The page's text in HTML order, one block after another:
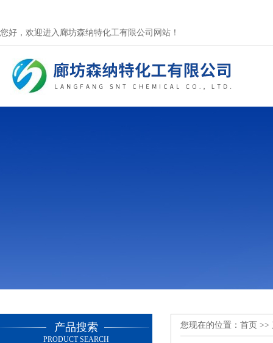
您好，欢迎进入廊坊森纳特化工有限公司网站！
产品搜索
PRODUCT SEARCH
您现在的位置： 首页 >>